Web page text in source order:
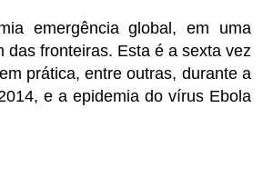
emergência global, em uma
fronteiras. Esta é a sexta vez
prática, entre outras, durante a
e a epidemia do vírus Ebola